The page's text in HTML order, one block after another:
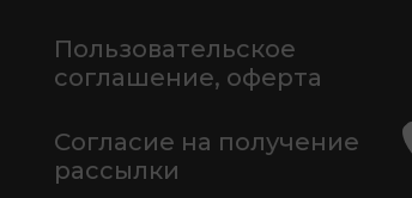
Пользовательское
соглашение, оферта
Согласие на получение
рассылки